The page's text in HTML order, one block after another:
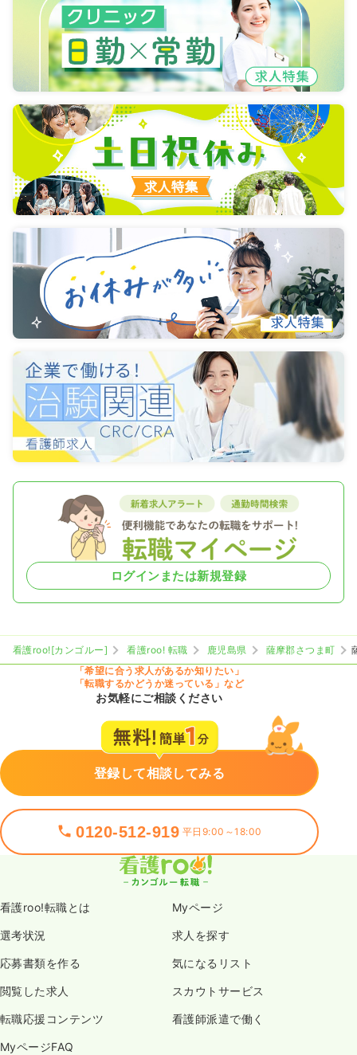
ログインまたは新規登録
看護roo![カンゴルー] 看護roo! 転職 鹿児島県 薩摩郡さつま町
「希望に合う求人があるか知りたい」
「転職するかどうか迷っている」など
お気軽にご相談ください
登録して相談してみる
0120-512-919 平日9:00～18:00
看護roo!転職とは Myページ
選考状況 求人を探す
応募書類を作る 気になるリスト
閲覧した求人 スカウトサービス
転職応援コンテンツ 看護師派遣で働く
MyページFAQ